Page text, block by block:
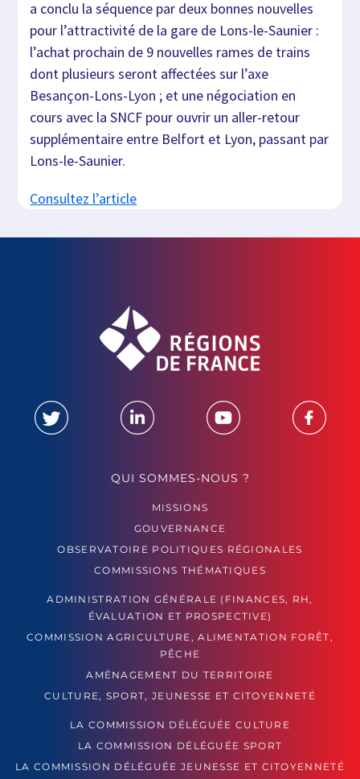
a conclu la séquence par deux bonnes nouvelles
pour l’attractivité de la gare de Lons-le-Saunier :
l’achat prochain de 9 nouvelles rames de trains
dont plusieurs seront affectées sur l’axe
Besançon-Lons-Lyon ; et une négociation en
cours avec la SNCF pour ouvrir un aller-retour
supplémentaire entre Belfort et Lyon, passant par
Lons-le-Saunier.
Consultez l’article
QUI SOMMES-NOUS ?
MISSIONS
GOUVERNANCE
OBSERVATOIRE POLITIQUES RÉGIONALES
COMMISSIONS THÉMATIQUES
ADMINISTRATION GÉNÉRALE (FINANCES, RH,
ÉVALUATION ET PROSPECTIVE)
COMMISSION AGRICULTURE, ALIMENTATION FORÊT,
PÊCHE
AMÉNAGEMENT DU TERRITOIRE
CULTURE, SPORT, JEUNESSE ET CITOYENNETÉ
LA COMMISSION DÉLÉGUÉE CULTURE
LA COMMISSION DÉLÉGUÉE SPORT
LA COMMISSION DÉLÉGUÉE JEUNESSE ET CITOYENNETÉ